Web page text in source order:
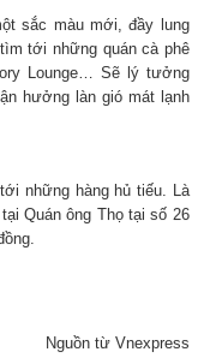
sắc màu mới, đầy lung
tới những quán cà phê
Lounge… Sẽ lý tưởng
hưởng làn gió mát lạnh
những hàng hủ tiếu. Là
Quán ông Thọ tại số 26
Nguồn từ Vnexpress